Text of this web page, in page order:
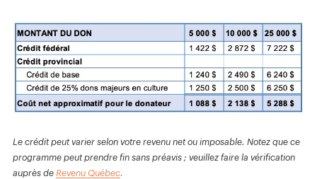
Le crédit peut varier selon votre revenu net ou imposable. Notez que ce
programme peut prendre fin sans préavis ; veuillez faire la vérification
auprès de Revenu Québec.